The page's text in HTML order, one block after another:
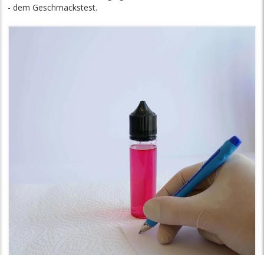
- dem Geschmackstest.